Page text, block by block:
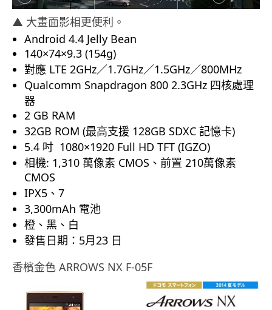
▲ 大畫面影相更便利。
Android 4.4 Jelly Bean
140×74×9.3 (154g)
對應 LTE 2GHz／1.7GHz／1.5GHz／800MHz
Qualcomm Snapdragon 800 2.3GHz 四核處理
器
2 GB RAM
32GB ROM (最高支援 128GB SDXC 記憶卡)
5.4 吋 1080×1920 Full HD TFT (IGZO)
相機: 1,310 萬像素 CMOS、前置 210萬像素
CMOS
IPX5、7
3,300mAh 電池
橙、黑、白
發售日期：5月23 日
香檳金色 ARROWS NX F-05F